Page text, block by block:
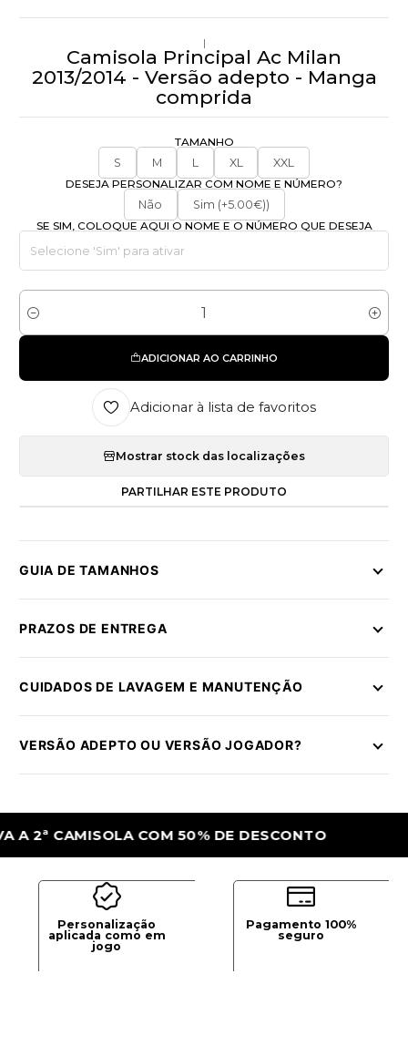
|
Camisola Principal Ac Milan
2013/2014 - Versão adepto - Manga
comprida
TAMANHO
S
M L XL
XXL
DESEJA PERSONALIZAR COM NOME E NÚMERO?
Não
Sim (+5.00€))
SE SIM, COLOQUE AQUI O NOME E O NÚMERO QUE DESEJA
Quantidade
ADICIONAR AO CARRINHO
Adicionar à lista de favoritos
Mostrar stock das localizações
PARTILHAR ESTE PRODUTO
GUIA DE TAMANHOS
PRAZOS DE ENTREGA
CUIDADOS DE LAVAGEM E MANUTENÇÃO
VERSÃO ADEPTO OU VERSÃO JOGADOR?
COM 50% DE DESCONTO
Personalização
aplicada como em
jogo
Pagamento 100%
seguro